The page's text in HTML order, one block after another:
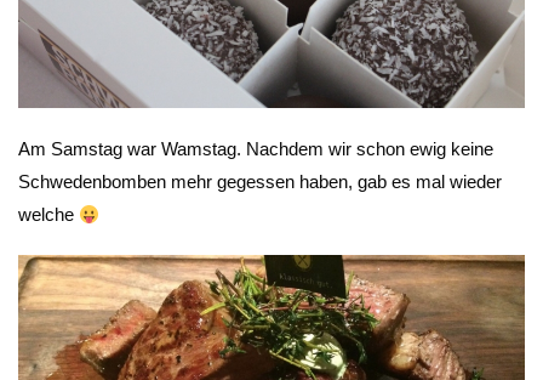
Am Samstag war Wamstag. Nachdem wir schon ewig keine
Schwedenbomben mehr gegessen haben, gab es mal wieder
welche